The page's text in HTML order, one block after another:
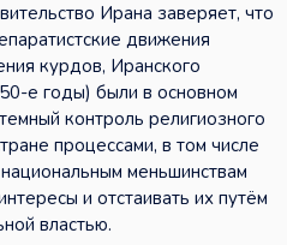
Ирана заверяет, что
движения
курдов, Иранского
е годы) были в основном
контроль религиозного
процессами, в том числе
меньшинствам
и отстаивать их путём
властью.